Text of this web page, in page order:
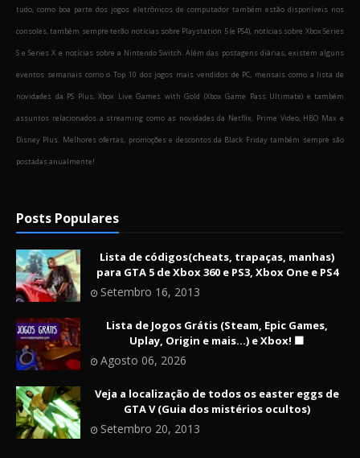
tudo, como boa parte dos jogos eletrônicos de computador também estão disponíveis nos
consoles, também sempre terão notícias sobre Playstation 5 (e PS4), notícias sobre Xbox Series
S e Series X e notícias sobre a Nintendo Switch. Além das postagens diárias, existem alguns
eventos semanais como o Top 10 dos jogos mais vendidos de PC, mensais como a lista de
novidades da PS Plus, Xbox Live Games with Gold (Xbox Game Pass Ultimate) e também
assuntos relacionados a streaming como as novidades da Netflix, Prime Video, HBO Max e
Disney Plus. Melhores ofertas, promoções e descontos da Black Friday também sempre são
postadas anualmente!
Posts Populares
Lista de códigos(cheats, trapaças, manhas)
para GTA 5 de Xbox 360 e PS3, Xbox One e PS4
Setembro 16, 2013
Lista de Jogos Grátis (Steam, Epic Games,
Uplay, Origin e mais...) e Xbox! 🟩
Agosto 06, 2026
Veja a localização de todos os easter eggs de
GTA V (Guia dos mistérios ocultos)
Setembro 20, 2013